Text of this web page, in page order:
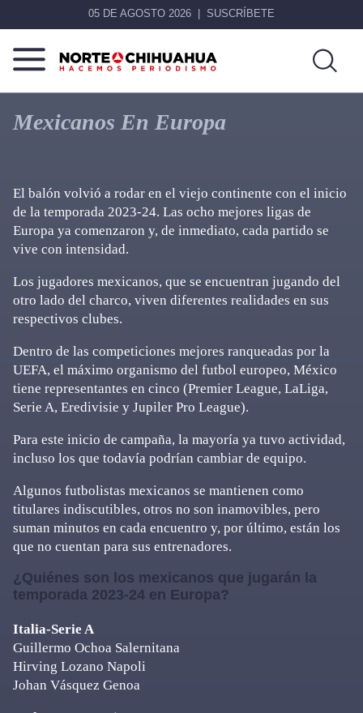
05 DE AGOSTO 2026 SUSCRÍBETE
Norte
De
Chihuahua
Más
que
noticias,
Mexicanos En Europa
El balón volvió a rodar en el viejo continente con el inicio
de la temporada 2023-24. Las ocho mejores ligas de
Europa ya comenzaron y, de inmediato, cada partido se
vive con intensidad.
Los jugadores mexicanos, que se encuentran jugando del
otro lado del charco, viven diferentes realidades en sus
respectivos clubes.
Dentro de las competiciones mejores ranqueadas por la
UEFA, el máximo organismo del futbol europeo, México
tiene representantes en cinco (Premier League, LaLiga,
Serie A, Eredivisie y Jupiler Pro League).
Para este inicio de campaña, la mayoría ya tuvo actividad,
incluso los que todavía podrían cambiar de equipo.
Algunos futbolistas mexicanos se mantienen como
titulares indiscutibles, otros no son inamovibles, pero
suman minutos en cada encuentro y, por último, están los
que no cuentan para sus entrenadores.
¿Quiénes son los mexicanos que jugarán la
temporada 2023-24 en Europa?
Italia-Serie A
Guillermo Ochoa Salernitana
Hirving Lozano Napoli
Johan Vásquez Genoa